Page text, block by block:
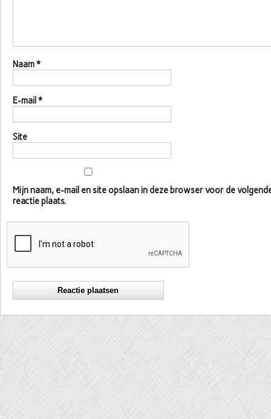
Naam*
E-mail *
Site
Mijn naam, e-mail en site opslaan in deze browser voor de
reactie plaats.